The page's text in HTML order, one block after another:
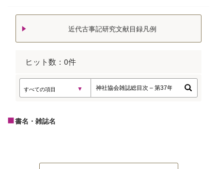
近代古事記研究文献目録凡例
ヒット数： 0件
書名・雑誌名